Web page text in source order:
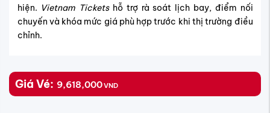
hiện. Vietnam Ticketshỗ trợ rà soát lịch bay, điểm nối
chuyến và khóa mức giá phù hợp trước khi thị trường điều
chỉnh.
Giá Vé: 9,618,000VND